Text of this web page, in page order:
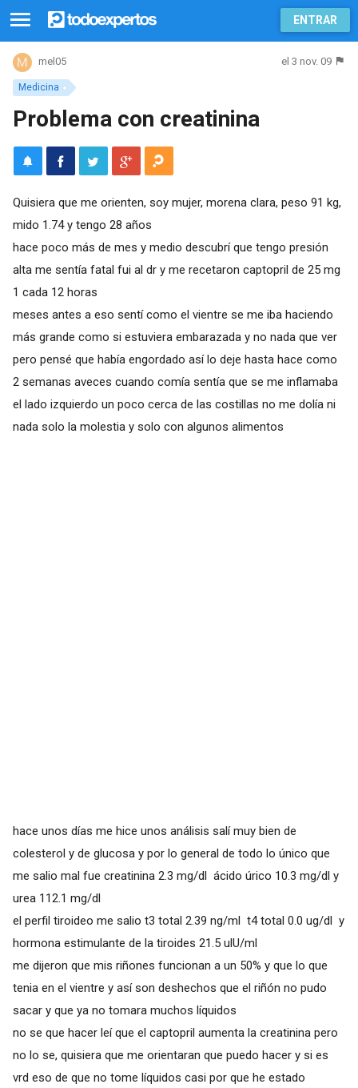
ENTRAR
Medicina
mel05 el 3 nov. 09
Problema con creatinina
Quisiera que me orienten, soy mujer, morena clara, peso 91 kg,
mido 1.74 y tengo 28 años
hace poco más de mes y medio descubrí que tengo presión
alta me sentía fatal fui al dr y me recetaron captopril de 25 mg
1 cada 12 horas
meses antes a eso sentí como el vientre se me iba haciendo
más grande como si estuviera embarazada y no nada que ver
pero pensé que había engordado así lo deje hasta hace como
2 semanas aveces cuando comía sentía que se me inflamaba
el lado izquierdo un poco cerca de las costillas no me dolía ni
nada solo la molestia y solo con algunos alimentos
hace unos días me hice unos análisis salí muy bien de
colesterol y de glucosa y por lo general de todo lo único que
me salio mal fue creatinina 2.3 mg/dl ácido úrico 10.3 mg/dl y
urea 112.1 mg/dl
el perfil tiroideo me salio t3 total 2.39 ng/ml t4 total 0.0 ug/dl y
hormona estimulante de la tiroides 21.5 ulU/ml
me dijeron que mis riñones funcionan a un 50% y que lo que
tenia en el vientre y así son deshechos que el riñón no pudo
sacar y que ya no tomara muchos líquidos
no se que hacer leí que el captopril aumenta la creatinina pero
no lo se, quisiera que me orientaran que puedo hacer y si es
vrd eso de que no tome líquidos casi por que he estado